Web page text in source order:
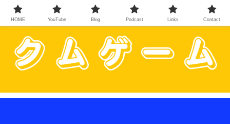
HOME YouTube Blog Podcast Links Contact